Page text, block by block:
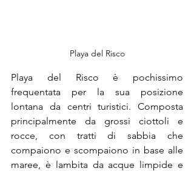
Playa del Risco
Playa del Risco è pochissimo
frequentata per la sua posizione
lontana da centri turistici. Composta
principalmente da grossi ciottoli e
rocce, con tratti di sabbia che
compaiono e scompaiono in base alle
maree, è lambita da acque limpide e